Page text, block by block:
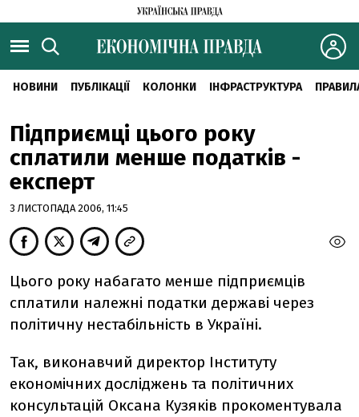
НОВИНИ ПУБЛІКАЦІЇ КОЛОНКИ ІНФРАСТРУКТУРА
Підприємці цього року
сплатили менше податків -
експерт
3 ЛИСТОПАДА 2006, 11:45
Цього року набагато менше підприємців
сплатили належні податки державі через
політичну нестабільність в Україні.
Так, виконавчий директор Інституту
економічних досліджень та політичних
консультацій Оксана Кузяків прокоментувала